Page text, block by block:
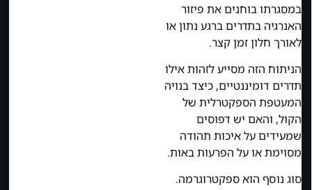
במסגרתו בוחנים את פיזור
האנרגיה בתדרים ברגע נתון או
לאורך חלון זמן קצר.
הניתוח הזה מסייע לזהות אילו
תדרים דומיננטיים, כיצד בנויה
המעטפת הספקטרלית של
הקול, והאם יש דפוסים
שמעידים על איכות תהודה
מסוימת או על הפרעות באות.
סוג נוסף הוא ספקטרוגרמה.